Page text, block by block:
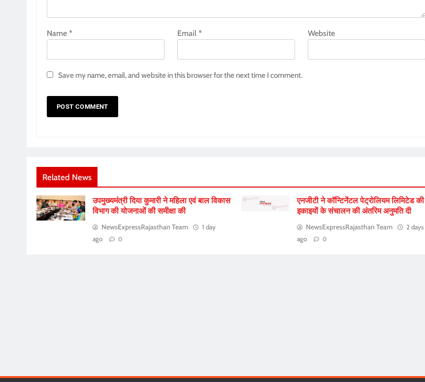
Name * Email* Website
Save my name, email, and website in this browser for the next time I comment.
Related News
उपमुख्यमंत्री दिया कुमारी ने महिला एवं बाल विकास
विभाग की योजनाओं की समीक्षा की
NewsExpressRajasthan Team
1 day
ago
0
एनजीटी ने कॉन्टिनेंटल पेट्रोलियम लिमिटेड की
इकाइयों के संचालन की अंतरिम अनुमति दी
NewsExpressRajasthan Team
2 days
ago
0